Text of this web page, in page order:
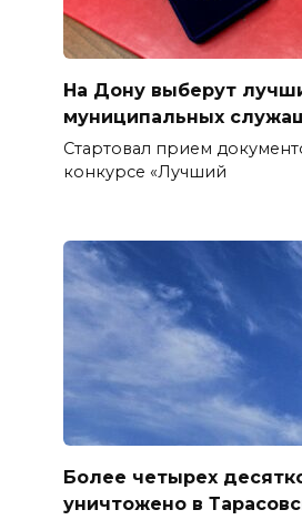
На Дону выберут
муниципальных
Стартовал прием
конкурсе «Лучший
Более четырех
уничтожено в